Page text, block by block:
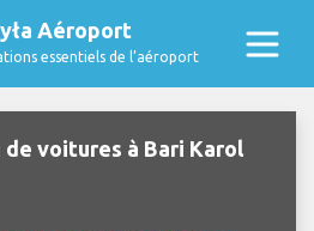
Aéroport
essentiels de l’aéroport
voitures à Bari Karol